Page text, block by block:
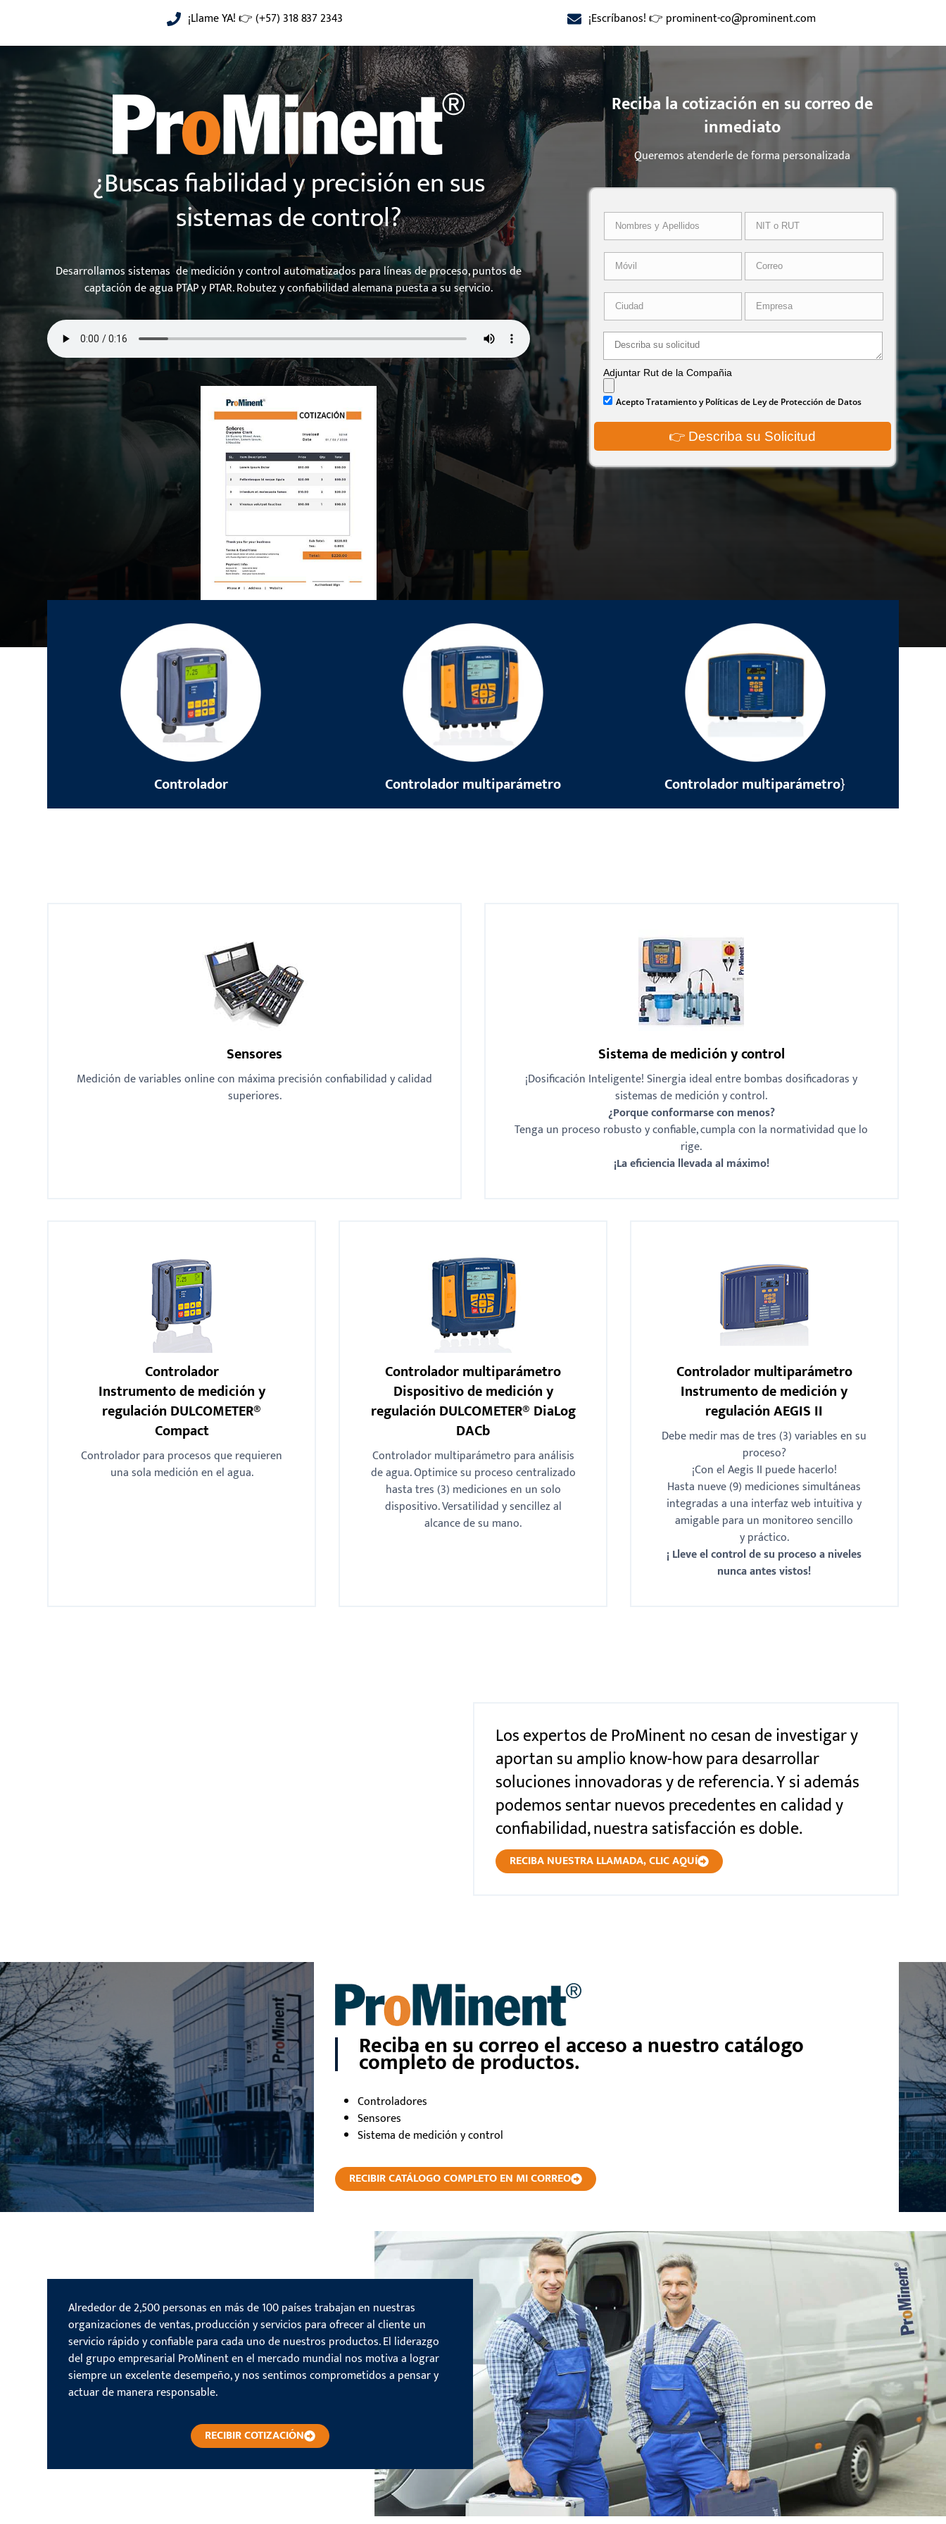
contenido
¡Llame YA! 👉 (+57) 318 837 2343 ¡Escríbanos! 👉 prominent-co@prominent.com
¿Buscas fiabilidad y precisión en sus
sistemas de control?
Desarrollamos sistemas de medición y control automatizados para líneas de proceso, puntos de
captación de agua PTAP y PTAR. Robutez y confiabilidad alemana puesta a su servicio.
Reciba la cotización en su correo de
inmediato
Queremos atenderle de forma personalizada
Controlador Controlador multiparámetro Controlador multiparámetro}
Sensores
Medición de variables online con máxima precisión confiabilidad y calidad
superiores.
Sistema de medición y control
¡Dosificación Inteligente! Sinergia ideal entre bombas dosificadoras y
sistemas de medición y control.
¿Porque conformarse con menos?
Tenga un proceso robusto y confiable, cumpla con la normatividad que lo
rige.
¡La eficiencia llevada al máximo!
Controlador
Instrumento de medición y
regulación DULCOMETER®
Compact
Controlador para procesos que requieren
una sola medición en el agua.
Controlador multiparámetro
Dispositivo de medición y
regulación DULCOMETER® DiaLog
DACb
Controlador multiparámetro para análisis
de agua. Optimice su proceso centralizado
hasta tres (3) mediciones en un solo
dispositivo. Versatilidad y sencillez al
alcance de su mano.
Controlador multiparámetro
Instrumento de medición y
regulación AEGIS II
Debe medir mas de tres (3) variables en su
proceso?
¡Con el Aegis II puede hacerlo!
Hasta nueve (9) mediciones simultáneas
integradas a una interfaz web intuitiva y
amigable para un monitoreo sencillo
y práctico.
¡ Lleve el control de su proceso a niveles
nunca antes vistos!
Los expertos de ProMinent no cesan de investigar y
aportan su amplio know-how para desarrollar
soluciones innovadoras y de referencia. Y si además
podemos sentar nuevos precedentes en calidad y
confiabilidad, nuestra satisfacción es doble.
RECIBA NUESTRA LLAMADA, CLIC AQUÍ
Reciba en su correo el acceso a nuestro catálogo
completo de productos.
Controladores
Sensores
Sistema de medición y control
RECIBIR CATÁLOGO COMPLETO EN MI CORREO
Alrededor de 2,500 personas en más de 100 países trabajan en nuestras
organizaciones de ventas, producción y servicios para ofrecer al cliente un
servicio rápido y confiable para cada uno de nuestros productos. El liderazgo
del grupo empresarial ProMinent en el mercado mundial nos motiva a lograr
siempre un excelente desempeño, y nos sentimos comprometidos a pensar y
actuar de manera responsable.
RECIBIR COTIZACIÓN